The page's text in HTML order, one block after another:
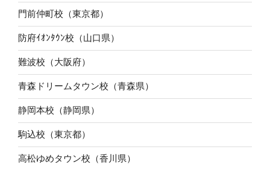
門前仲町校（東京都）
防府ｲｵﾝﾀｳﾝ校（山口県）
難波校（大阪府）
青森ドリームタウン校（青森県）
静岡本校（静岡県）
駒込校（東京都）
高松ゆめタウン校（香川県）